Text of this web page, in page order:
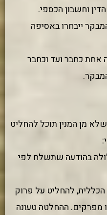
וחשבון הכספי.
ייבחרו באסיפה
אחת כחבר ועד וכחבר
מן המנין תוכל להחליט
בהודעה שתשלח לפי
להחליט על פרוק
מפרקים. ההחלטה טעונה